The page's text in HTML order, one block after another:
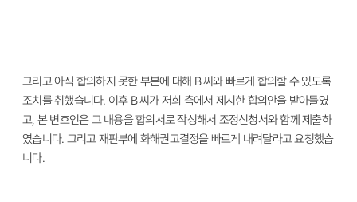
그리고 아직 합의하지 못한 부분에 대해 B 씨와 빠르게 합의할 수 있도록
조치를 취했습니다. 이후 B 씨가 저희 측에서 제시한 합의안을 받아들였
고, 본 변호인은 그 내용을 합의서로 작성해서 조정신청서와 함께 제출하
였습니다. 그리고 재판부에 화해권고결정을 빠르게 내려달라고 요청했습
니다.